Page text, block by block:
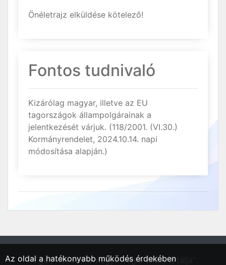
Önéletrajz elküldése kötelező!
Fontos tudnivaló
Kizárólag magyar, illetve az EU
tagországok állampolgárainak a
jelentkezését várjuk. (118/2001. (VI.30.)
Kormányrendelet, 2024.10.14. napi
módosítása alapján.)
"Eger, Heves vármegyei régió állásportálja"
Az oldal a hatékonyabb működés érdekében